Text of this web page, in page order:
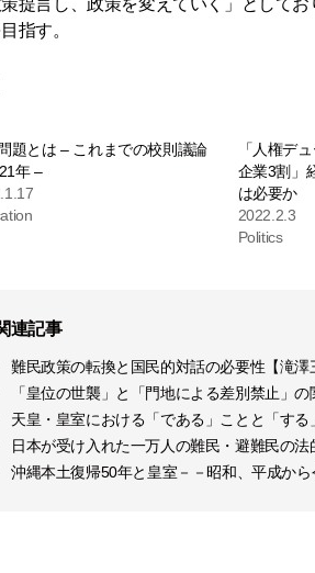
提言し、政策を変えていく」として
指す。
題とは – これまでの校則議論
年 –
「人権デ
企業3割」
は必要か
2022.2.3
Politics
連記事
難民政策の転換と国民的対話の必要性【滝澤
「皇位の世襲」と「門地による差別禁止」の
天皇・皇室における「である」ことと「する
日本が受け入れた一万人の難民・避難民の
沖縄本土復帰50年と皇室－－昭和、平成から